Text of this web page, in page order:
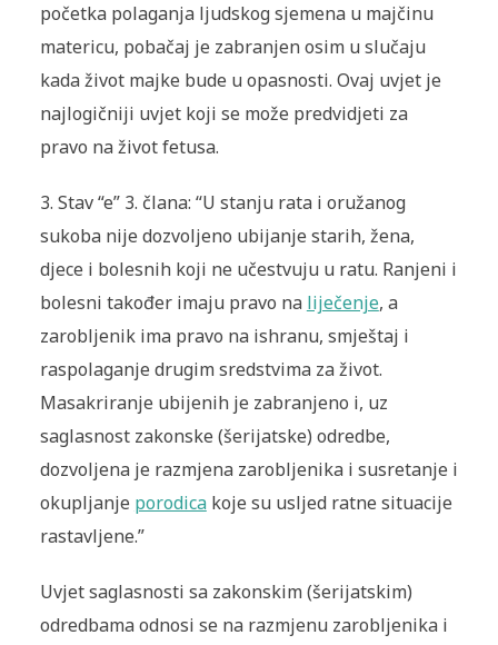
početka polaganja ljudskog sjemena u majčinu
matericu, pobačaj je zabranjen osim u slučaju
kada život majke bude u opasnosti. Ovaj uvjet je
najlogičniji uvjet koji se može predvidjeti za
pravo na život fetusa.
3. Stav “e” 3. člana: “U stanju rata i oružanog
sukoba nije dozvoljeno ubijanje starih, žena,
djece i bolesnih koji ne učestvuju u ratu. Ranjeni i
bolesni također imaju pravo na liječenje, a
zarobljenik ima pravo na ishranu, smještaj i
raspolaganje drugim sredstvima za život.
Masakriranje ubijenih je zabranjeno i, uz
saglasnost zakonske (šerijatske) odredbe,
dozvoljena je razmjena zarobljenika i susretanje i
okupljanje porodicakoje su usljed ratne situacije
rastavljene.”
Uvjet saglasnosti sa zakonskim (šerijatskim)
odredbama odnosi se na razmjenu zarobljenika i